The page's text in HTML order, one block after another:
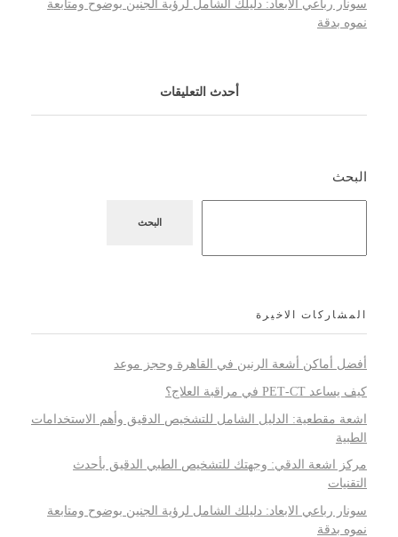
سونار رباعي الابعاد: دليلك الشامل لرؤية الجنين بوضوح ومتابعة
نموه بدقة
أحدث التعليقات
البحث
البحث
المشاركات الاخيرة
أفضل أماكن أشعة الرنين في القاهرة وحجز موعد
كيف يساعد PET‑CT في مراقبة العلاج؟
اشعة مقطعية: الدليل الشامل للتشخيص الدقيق وأهم الاستخدامات
الطبية
مركز اشعة الدقي: وجهتك للتشخيص الطبي الدقيق بأحدث
التقنيات
سونار رباعي الابعاد: دليلك الشامل لرؤية الجنين بوضوح ومتابعة
نموه بدقة